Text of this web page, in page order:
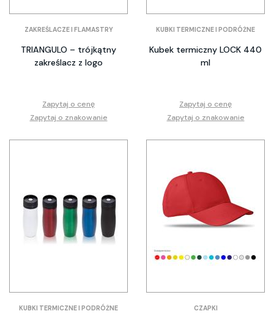
ZAKREŚLACZE I FLAMASTRY
TRIANGULO – trójkątny
zakreślacz z logo
Zapytaj o cenę
Zapytaj o znakowanie
KUBKI TERMICZNE I PODRÓŻNE
Kubek termiczny LOCK 440
ml
Zapytaj o cenę
Zapytaj o znakowanie
KUBKI TERMICZNE I PODRÓŻNE CZAPKI